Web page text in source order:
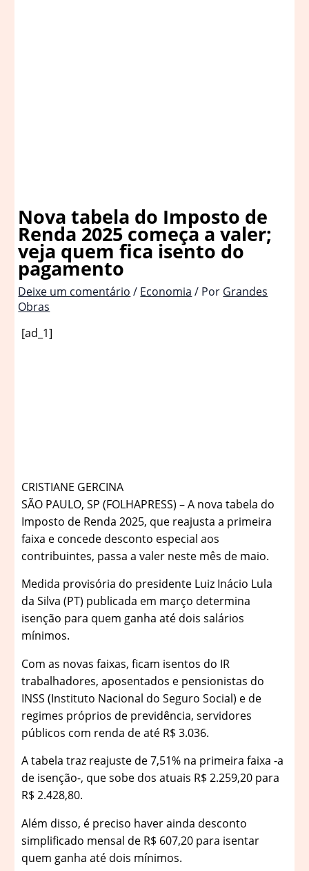
Nova tabela do Imposto de
Renda 2025 começa a valer;
veja quem fica isento do
pagamento
Deixe um comentário / Economia / Por Grandes
Obras
[ad_1]
CRISTIANE GERCINA
SÃO PAULO, SP (FOLHAPRESS) – A nova tabela do
Imposto de Renda 2025, que reajusta a primeira
faixa e concede desconto especial aos
contribuintes, passa a valer neste mês de maio.
Medida provisória do presidente Luiz Inácio Lula
da Silva (PT) publicada em março determina
isenção para quem ganha até dois salários
mínimos.
Com as novas faixas, ficam isentos do IR
trabalhadores, aposentados e pensionistas do
INSS (Instituto Nacional do Seguro Social) e de
regimes próprios de previdência, servidores
públicos com renda de até R$ 3.036.
A tabela traz reajuste de 7,51% na primeira faixa -a
de isenção-, que sobe dos atuais R$ 2.259,20 para
R$ 2.428,80.
Além disso, é preciso haver ainda desconto
simplificado mensal de R$ 607,20 para isentar
quem ganha até dois mínimos.